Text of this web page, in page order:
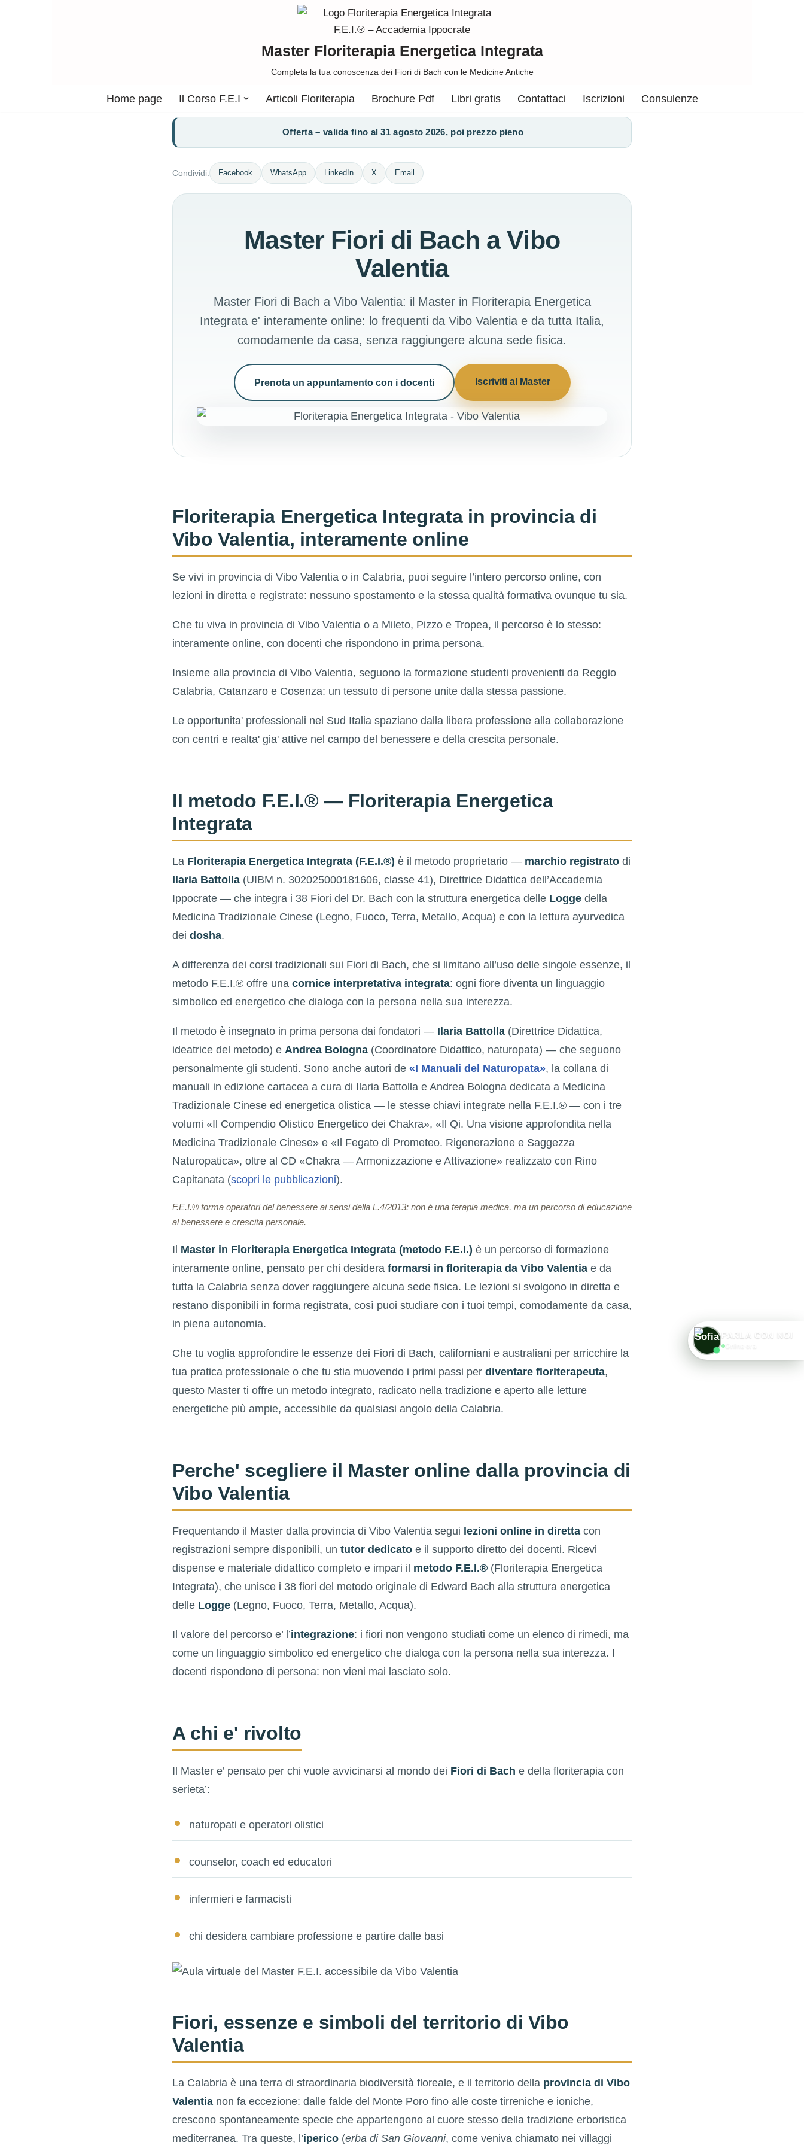
Master Floriterapia Energetica Integrata
Completa la tua conoscenza dei Fiori di Bach con le Medicine Antiche
Home page Il Corso F.E.I Articoli Floriterapia Brochure Pdf Libri gratis Contattaci Iscrizioni Consulenze
Offerta – valida fino al 31 agosto 2026, poi prezzo pieno
Condividi: Facebook WhatsApp LinkedIn X Email
Master Fiori di Bach a Vibo
Valentia
Master Fiori di Bach a Vibo Valentia: il Master in Floriterapia Energetica
Integrata e' interamente online: lo frequenti da Vibo Valentia e da tutta Italia,
comodamente da casa, senza raggiungere alcuna sede fisica.
Prenota un appuntamento con i docenti Iscriviti al Master
Floriterapia Energetica Integrata in provincia di
Vibo Valentia, interamente online
Se vivi in provincia di Vibo Valentia o in Calabria, puoi seguire l’intero percorso online, con
lezioni in diretta e registrate: nessuno spostamento e la stessa qualità formativa ovunque tu sia.
Che tu viva in provincia di Vibo Valentia o a Mileto, Pizzo e Tropea, il percorso è lo stesso:
interamente online, con docenti che rispondono in prima persona.
Insieme alla provincia di Vibo Valentia, seguono la formazione studenti provenienti da Reggio
Calabria, Catanzaro e Cosenza: un tessuto di persone unite dalla stessa passione.
Le opportunita' professionali nel Sud Italia spaziano dalla libera professione alla collaborazione
con centri e realta' gia' attive nel campo del benessere e della crescita personale.
Il metodo F.E.I.® — Floriterapia Energetica
Integrata
La Floriterapia Energetica Integrata (F.E.I.®) è il metodo proprietario — marchio registrato di
Ilaria Battolla (UIBM n. 302025000181606, classe 41), Direttrice Didattica dell’Accademia
Ippocrate — che integra i 38 Fiori del Dr. Bach con la struttura energetica delle Logge della
Medicina Tradizionale Cinese (Legno, Fuoco, Terra, Metallo, Acqua) e con la lettura ayurvedica
dei dosha.
A differenza dei corsi tradizionali sui Fiori di Bach, che si limitano all’uso delle singole essenze, il
metodo F.E.I.® offre una cornice interpretativa integrata: ogni fiore diventa un linguaggio
simbolico ed energetico che dialoga con la persona nella sua interezza.
Il metodo è insegnato in prima persona dai fondatori — Ilaria Battolla (Direttrice Didattica,
ideatrice del metodo) e Andrea Bologna (Coordinatore Didattico, naturopata) — che seguono
personalmente gli studenti. Sono anche autori de «I Manuali del Naturopata», la collana di
manuali in edizione cartacea a cura di Ilaria Battolla e Andrea Bologna dedicata a Medicina
Tradizionale Cinese ed energetica olistica — le stesse chiavi integrate nella F.E.I.® — con i tre
volumi «Il Compendio Olistico Energetico dei Chakra», «Il Qi. Una visione approfondita nella
Medicina Tradizionale Cinese» e «Il Fegato di Prometeo. Rigenerazione e Saggezza
Naturopatica», oltre al CD «Chakra — Armonizzazione e Attivazione» realizzato con Rino
Capitanata (scopri le pubblicazioni).
F.E.I.® forma operatori del benessere ai sensi della L.4/2013: non è una terapia medica, ma un percorso di educazione
al benessere e crescita personale.
Il Master in Floriterapia Energetica Integrata (metodo F.E.I.) è un percorso di formazione
interamente online, pensato per chi desidera formarsi in floriterapia da Vibo Valentia e da
tutta la Calabria senza dover raggiungere alcuna sede fisica. Le lezioni si svolgono in diretta e
restano disponibili in forma registrata, così puoi studiare con i tuoi tempi, comodamente da casa,
in piena autonomia.
Che tu voglia approfondire le essenze dei Fiori di Bach, californiani e australiani per arricchire la
tua pratica professionale o che tu stia muovendo i primi passi per diventare floriterapeuta,
questo Master ti offre un metodo integrato, radicato nella tradizione e aperto alle letture
energetiche più ampie, accessibile da qualsiasi angolo della Calabria.
Perche' scegliere il Master online dalla provincia di
Vibo Valentia
Frequentando il Master dalla provincia di Vibo Valentia segui lezioni online in diretta con
registrazioni sempre disponibili, un tutor dedicato e il supporto diretto dei docenti. Ricevi
dispense e materiale didattico completo e impari il metodo F.E.I.® (Floriterapia Energetica
Integrata), che unisce i 38 fiori del metodo originale di Edward Bach alla struttura energetica
delle Logge (Legno, Fuoco, Terra, Metallo, Acqua).
Il valore del percorso e’ l’integrazione: i fiori non vengono studiati come un elenco di rimedi, ma
come un linguaggio simbolico ed energetico che dialoga con la persona nella sua interezza. I
docenti rispondono di persona: non vieni mai lasciato solo.
A chi e' rivolto
Il Master e’ pensato per chi vuole avvicinarsi al mondo dei Fiori di Bach e della floriterapia con
serieta’:
naturopati e operatori olistici
counselor, coach ed educatori
infermieri e farmacisti
chi desidera cambiare professione e partire dalle basi
Fiori, essenze e simboli del territorio di Vibo
Valentia
La Calabria è una terra di straordinaria biodiversità floreale, e il territorio della provincia di Vibo
Valentia non fa eccezione: dalle falde del Monte Poro fino alle coste tirreniche e ioniche,
crescono spontaneamente specie che appartengono al cuore stesso della tradizione erboristica
mediterranea. Tra queste, l’iperico (erba di San Giovanni, come veniva chiamato nei villaggi
PARLA CON NOI
Online ora